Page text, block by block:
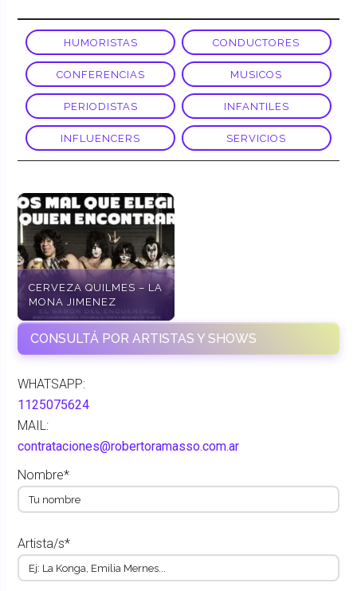
HUMORISTAS CONDUCTORES
CONFERENCIAS MUSICOS
PERIODISTAS INFANTILES
INFLUENCERS SERVICIOS
CERVEZA QUILMES – LA
MONA JIMENEZ
CONSULTÁ POR ARTISTAS Y SHOWS
WHATSAPP:
1125075624
MAIL:
contrataciones@robertoramasso.com.ar
Nombre*
Artista/s*